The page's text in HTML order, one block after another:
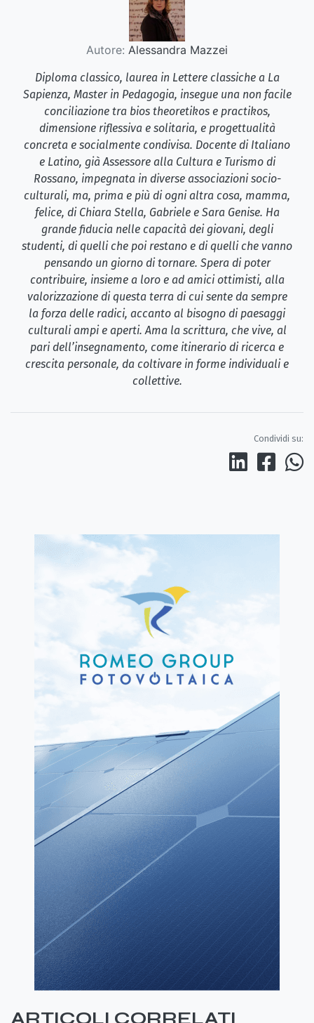
Autore: Alessandra Mazzei
Diploma classico, laurea in Lettere classiche a La
Sapienza, Master in Pedagogia, insegue una non facile
conciliazione tra bios theoretikos e practikos,
dimensione riflessiva e solitaria, e progettualità
concreta e socialmente condivisa. Docente di Italiano
e Latino, già Assessore alla Cultura e Turismo di
Rossano, impegnata in diverse associazioni socio-
culturali, ma, prima e più di ogni altra cosa, mamma,
felice, di Chiara Stella, Gabriele e Sara Genise. Ha
grande fiducia nelle capacità dei giovani, degli
studenti, di quelli che poi restano e di quelli che vanno
pensando un giorno di tornare. Spera di poter
contribuire, insieme a loro e ad amici ottimisti, alla
valorizzazione di questa terra di cui sente da sempre
la forza delle radici, accanto al bisogno di paesaggi
culturali ampi e aperti. Ama la scrittura, che vive, al
pari dell’insegnamento, come itinerario di ricerca e
crescita personale, da coltivare in forme individuali e
collettive.
Condividi su:
ARTICOLI CORRELATI